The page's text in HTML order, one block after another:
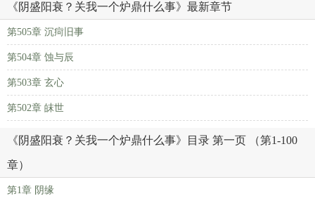
《阴盛阳衰？关我一个炉鼎什么事》最新章节
第505章 沉疴旧事
第504章 蚀与辰
第503章 玄心
第502章 皌世
《阴盛阳衰？关我一个炉鼎什么事》目录 第一页 （第1-100
章）
第1章 阴缘